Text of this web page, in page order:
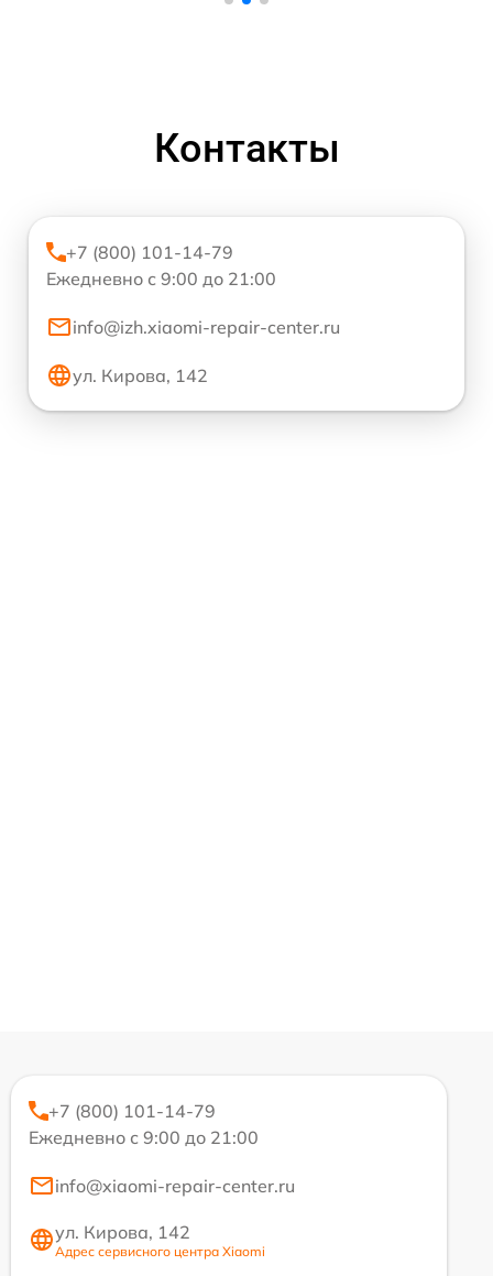
Контакты
+7 (800) 101-14-79
Ежедневно с 9:00 до 21:00
info@izh.xiaomi-repair-center.ru
ул. Кирова, 142
+7 (800) 101-14-79
Ежедневно с 9:00 до 21:00
info@xiaomi-repair-center.ru
ул. Кирова, 142
Адрес сервисного центра Xiaomi